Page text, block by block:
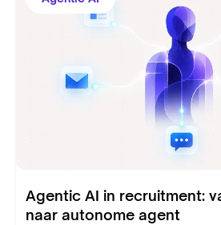
Agentic AI in recruitment:
naar autonome agent